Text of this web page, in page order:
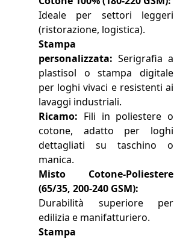
Ideale per settori leggeri
(ristorazione, logistica).
Stampa
personalizzata: Serigrafia a
plastisol o stampa digitale
per loghi vivaci e resistenti ai
lavaggi industriali.
Ricamo: Fili in poliestere o
cotone, adatto per loghi
dettagliati su taschino o
manica.
Misto Cotone-Poliestere
(65/35, 200-240 GSM):
Durabilità superiore per
edilizia e manifatturiero.
Stampa